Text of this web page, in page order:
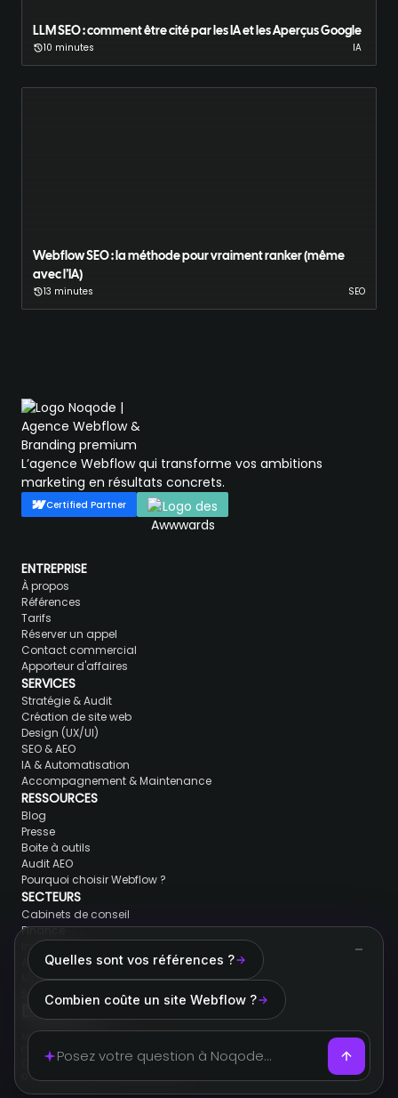
LLM SEO : comment être cité par les IA et les Aperçus Google
10 minutes IA
Webflow SEO : la méthode pour vraiment ranker (même
avec l’IA)
13 minutes SEO
L’agence Webflow qui transforme vos ambitions
marketing en résultats concrets.
Certified Partner
ENTREPRISE
À propos
Références
Tarifs
Réserver un appel
Contact commercial
Apporteur d'affaires
SERVICES
Stratégie & Audit
Création de site web
Design (UX/UI)
SEO & AEO
IA & Automatisation
Accompagnement & Maintenance
RESSOURCES
Blog
Presse
Boite à outils
Audit AEO
Pourquoi choisir Webflow ?
SECTEURS
Cabinets de conseil
Finance
Immobilier
Avocats & juristes
Marques de luxe
SaaS & Tech
Mentions légales
Conditions générales de ventes
Cookies
© 2026 Noqode. Tous droits réservés.
Quelles sont vos références ?
Combien coûte un site Webflow ?